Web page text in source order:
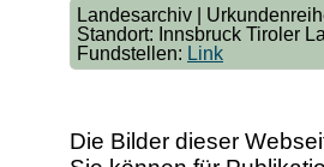
Landesarchiv |
Standort: Innsbruck Tiroler
Fundstellen: Link
Die Bilder dieser